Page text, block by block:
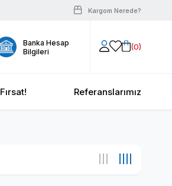
Kargom Nerede?
Banka Hesap
Bilgileri
0
Fırsat! Referanslarımız